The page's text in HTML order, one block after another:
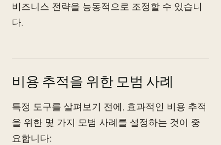
비즈니스 전략을 능동적으로 조정할 수 있습니
다.
비용 추적을 위한 모범 사례
특정 도구를 살펴보기 전에, 효과적인 비용 추적
을 위한 몇 가지 모범 사례를 설정하는 것이 중
요합니다: